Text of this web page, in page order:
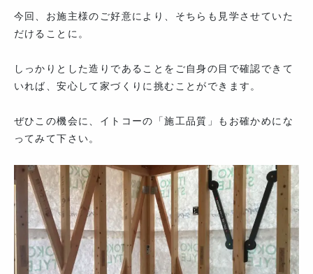
今回、お施主様のご好意により、そちらも見学させていた
だけることに。
しっかりとした造りであることをご自身の目で確認できて
いれば、安心して家づくりに挑むことができます。
ぜひこの機会に、イトコーの「施工品質」もお確かめにな
ってみて下さい。